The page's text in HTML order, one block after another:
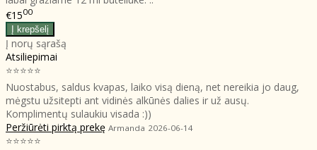
€1500
Į norų sąrašą
Atsiliepimai
⭐⭐⭐⭐⭐
Nuostabus, saldus kvapas, laiko visą dieną, net nereikia jo daug,
mėgstu užsitepti ant vidinės alkūnės dalies ir už ausų.
Komplimentų sulaukiu visada :))
Peržiūrėti pirktą prekę Armanda 2026-06-14
⭐⭐⭐⭐⭐